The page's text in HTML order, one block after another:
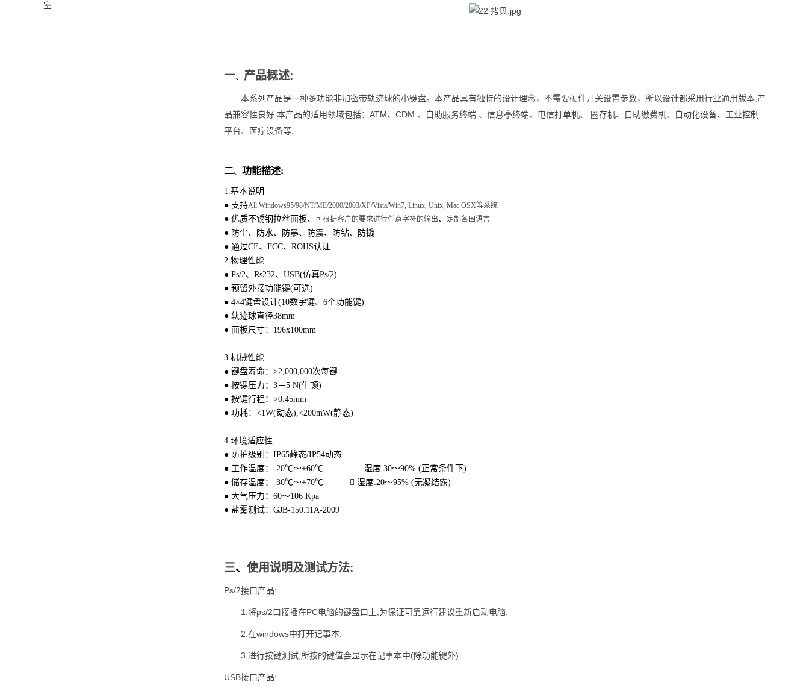
室
一、 产品概述:
本系列产品是一种多功能非加密带轨迹球的小键盘。本产品具有独特的设计理念，不需要硬件开关设置参数，所以设计都采用行业通用版本 产
品兼容性良好 本产品的适用领域包括： ATM、 CDM 、自助服务终端 、信息亭终端、电信打单机、
圈存机、自助缴费机、自动化设备、工业控制
平台、医疗设备等
二、 功能描述:
1.基本说明
● 支持All Windows95/98/NT/ME/2000/2003/XP/Vista/Win7, Linux, Unix, Mac OSX等系统
● 优质不锈钢拉丝面板、 可根据客户的要求进行任意字符的输出、 定制各国语言
● 防尘、防水、防暴、防震、防钻、防撬
● 通过CE、FCC、ROHS认证
2.物理性能
● Ps/2、Rs232、USB(仿真Ps/2)
● 预留外接功能键(可选)
● 4×4键盘设计(10数字键、6个功能键)
● 轨迹球直径38mm
● 面板尺寸：196x100mm
3.机械性能
● 键盘寿命：>2,000,000次每键
● 按键压力：3－5 N(牛顿)
● 按键行程：>0.45mm
● 功耗：<1W(动态),<200mW(静态)
4.环境适应性
● 防护级别：IP65静态/IP54动态
● 工作温度：-20℃～+60℃ 湿度:30～90% (正常条件下)
● 储存温度：-30℃～+70℃  湿度:20～95% (无凝结露)
● 大气压力：60～106 Kpa
● 盐雾测试：GJB-150.11A-2009
三、 使用说明及测试方法:
Ps/2接口产品:
1.将ps/2口接插在PC电脑的键盘口上,为保证可靠运行建议重新启动电脑.
2.在windows中打开记事本.
3.进行按键测试,所按的键值会显示在记事本中(除功能键外).
USB接口产品: